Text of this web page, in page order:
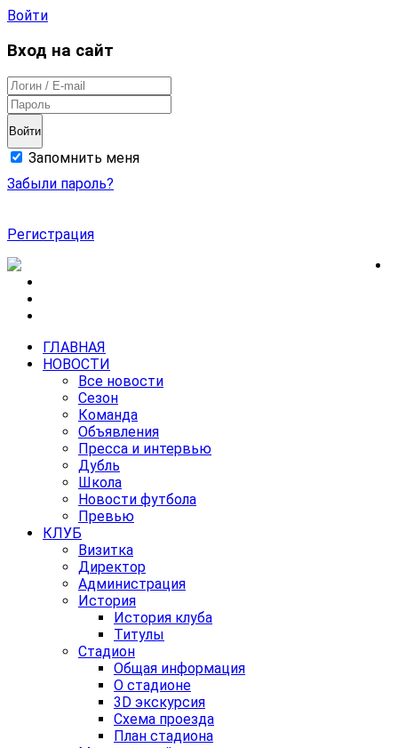
Войти
Вход на сайт
Войти
Запомнить меня
Забыли пароль?
Регистрация
ГЛАВНАЯ
НОВОСТИ
Все новости
Сезон
Команда
Объявления
Пресса и интервью
Дубль
Школа
Новости футбола
Превью
КЛУБ
Визитка
Директор
Администрация
История
История клуба
Титулы
Стадион
Общая информация
О стадионе
3D экскурсия
Схема проезда
План стадиона